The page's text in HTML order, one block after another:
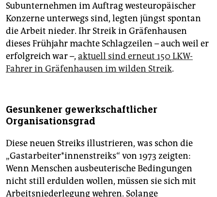
Subunternehmen im Auftrag westeuropäischer
Konzerne unterwegs sind, legten jüngst spontan
die Arbeit nieder. Ihr Streik in Gräfenhausen
dieses Frühjahr machte Schlagzeilen – auch weil er
erfolgreich war –, aktuell sind erneut 150 LKW-
Fahrer in Gräfenhausen im wilden Streik.
Gesunkener gewerkschaftlicher
Organisationsgrad
Diese neuen Streiks illustrieren, was schon die
„Gastarbeiter*innenstreiks“ von 1973 zeigten:
Wenn Menschen ausbeuterische Bedingungen
nicht still erdulden wollen, müssen sie sich mit
Arbeitsniederlegung wehren. Solange